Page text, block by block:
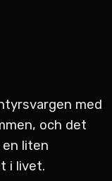
med
och det
liten
i livet.